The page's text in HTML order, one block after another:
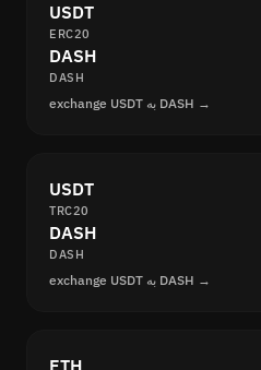
USDT
ERC20
DASH
DASH
exchange USDT به DASH →
USDT
TRC20
DASH
DASH
exchange USDT به DASH →